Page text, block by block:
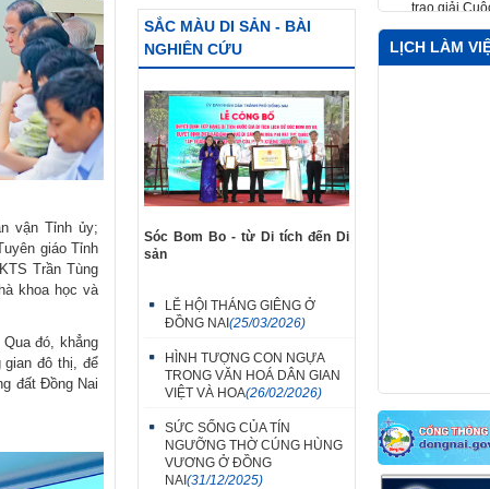
vận Tỉnh ủy;
giáo Tỉnh
Trần Tùng
khoa học và
đó, khẳng
đô thị, để
đất Đồng Nai
SẮC MÀU DI SẢN - BÀI
NGHIÊN CỨU
Sóc Bom Bo - từ Di tích đến Di
sản
LỄ HỘI THÁNG GIÊNG Ở
ĐỒNG NAI(25/03/2026)
HÌNH TƯỢNG CON NGỰA
TRONG VĂN HOÁ DÂN GIAN
VIỆT VÀ HOA(26/02/2026)
SỨC SỐNG CỦA TÍN
NGƯỠNG THỜ CÚNG HÙNG
VƯƠNG Ở ĐỒNG
NAI(31/12/2025)
và Ảnh nghệ
phẩm nghệ
LỊCH LÀM